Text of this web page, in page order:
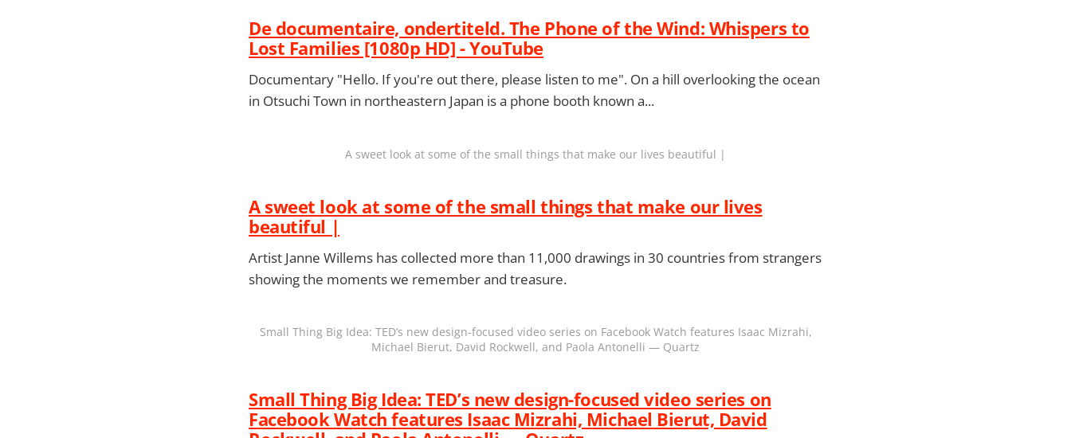
De documentaire, ondertiteld. The Phone of the Wind: Whispers to
Lost Families [1080p HD] - YouTube
Documentary "Hello. If you're out there, please listen to me". On a hill overlooking the ocean
in Otsuchi Town in northeastern Japan is a phone booth known a...
A sweet look at some of the small things that make our lives beautiful |
A sweet look at some of the small things that make our lives
beautiful |
Artist Janne Willems has collected more than 11,000 drawings in 30 countries from strangers
showing the moments we remember and treasure.
Small Thing Big Idea: TED’s new design-focused video series on Facebook Watch features Isaac Mizrahi,
Michael Bierut, David Rockwell, and Paola Antonelli — Quartz
Small Thing Big Idea: TED’s new design-focused video series on
Facebook Watch features Isaac Mizrahi, Michael Bierut, David